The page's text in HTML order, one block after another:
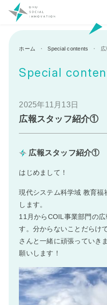
Special
ホーム Special contents
2025年11月13日
広報スタッフ紹介①
広報スタッフ紹介①
はじめまして！
現代システム科学域 教育福
します。
11月からCOIL事業部門の
す。分からないことだらけ
さんと一緒に頑張っていき
願いします！